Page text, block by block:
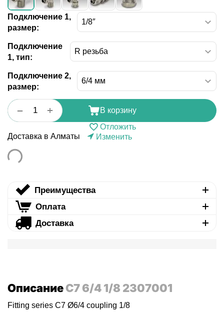
Подключение 1,
размер:
Подключение
1, тип:
Подключение 2,
размер:
+
−
В корзину
Отложить
Доставка в Алматы
Изменить
Преимущества
Оплата
Доставка
ОписаниеC7 6/4 1/8 2307001
Fitting series C7 Ø6/4 coupling 1/8